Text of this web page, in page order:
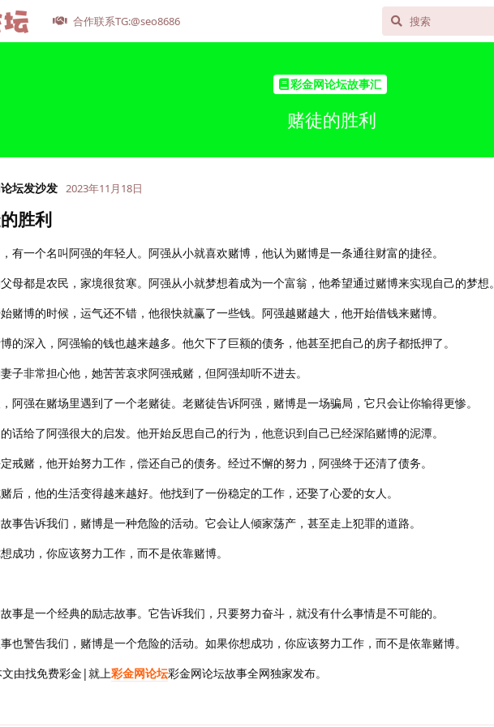
合作联系TG:@seo8686
彩金网论坛故事汇
赌徒的胜利
坛发沙发 2023年11月18日
胜利
有一个名叫阿强的年轻人。阿强从小就喜欢赌博，他认为赌博是一条通往财富的捷径。
母都是农民，家境很贫寒。阿强从小就梦想着成为一个富翁，他希望通过赌博来实现自己的梦想。
赌博的时候，运气还不错，他很快就赢了一些钱。阿强越赌越大，他开始借钱来赌博。
的深入，阿强输的钱也越来越多。他欠下了巨额的债务，他甚至把自己的房子都抵押了。
子非常担心他，她苦苦哀求阿强戒赌，但阿强却听不进去。
阿强在赌场里遇到了一个老赌徒。老赌徒告诉阿强，赌博是一场骗局，它只会让你输得更惨。
话给了阿强很大的启发。他开始反思自己的行为，他意识到自己已经深陷赌博的泥潭。
戒赌，他开始努力工作，偿还自己的债务。经过不懈的努力，阿强终于还清了债务。
后，他的生活变得越来越好。他找到了一份稳定的工作，还娶了心爱的女人。
事告诉我们，赌博是一种危险的活动。它会让人倾家荡产，甚至走上犯罪的道路。
成功，你应该努力工作，而不是依靠赌博。
事是一个经典的励志故事。它告诉我们，只要努力奋斗，就没有什么事情是不可能的。
也警告我们，赌博是一个危险的活动。如果你想成功，你应该努力工作，而不是依靠赌博。
文由找免费彩金|就上彩金网论坛彩金网论坛故事全网独家发布。